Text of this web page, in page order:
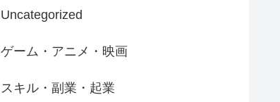
Uncategorized
ゲーム・アニメ・映画
スキル・副業・起業